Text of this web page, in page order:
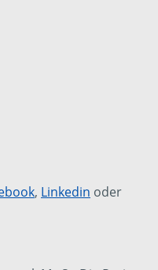
, Linkedin oder